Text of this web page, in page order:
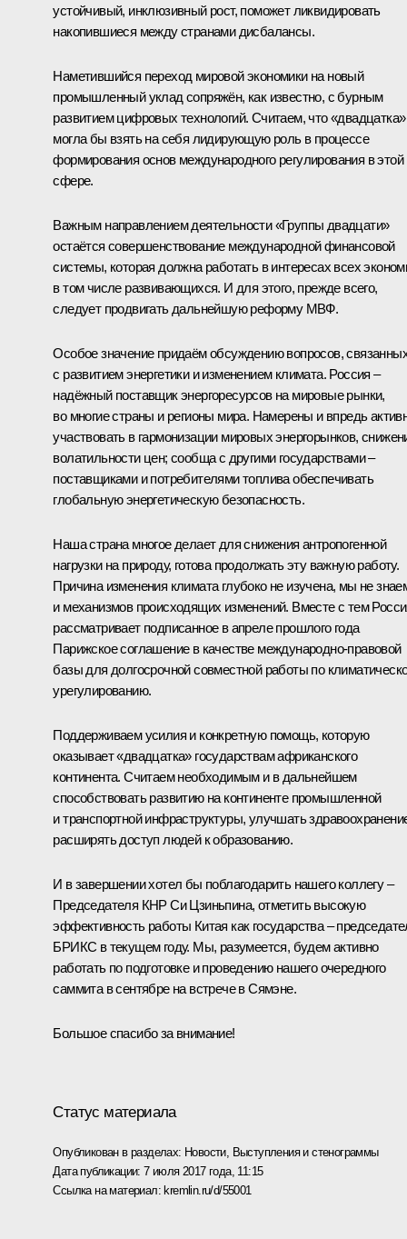
устойчивый, инклюзивный рост, поможет ликвидировать
накопившиеся между странами дисбалансы.
Наметившийся переход мировой экономики на новый
промышленный уклад сопряжён, как известно, с бурным
развитием цифровых технологий. Считаем, что «двадцатка»
могла бы взять на себя лидирующую роль в процессе
формирования основ международного регулирования в этой
сфере.
Важным направлением деятельности «Группы двадцати»
остаётся совершенствование международной финансовой
системы, которая должна работать в интересах всех
в том числе развивающихся. И для этого, прежде всего,
следует продвигать дальнейшую реформу МВФ.
Особое значение придаём обсуждению вопросов,
с развитием энергетики и изменением климата. Россия –
надёжный поставщик энергоресурсов на мировые рынки,
во многие страны и регионы мира. Намерены и впредь
участвовать в гармонизации мировых энергорынков,
волатильности цен; сообща с другими государствами –
поставщиками и потребителями топлива обеспечивать
глобальную энергетическую безопасность.
Наша страна многое делает для снижения антропогенной
нагрузки на природу, готова продолжать эту важную работу.
Причина изменения климата глубоко не изучена, мы не
и механизмов происходящих изменений. Вместе с тем
рассматривает подписанное в апреле прошлого года
Парижское соглашение в качестве международно-правовой
базы для долгосрочной совместной работы по
урегулированию.
Поддерживаем усилия и конкретную помощь, которую
оказывает «двадцатка» государствам африканского
континента. Считаем необходимым и в дальнейшем
способствовать развитию на континенте промышленной
и транспортной инфраструктуры, улучшать
расширять доступ людей к образованию.
И в завершении хотел бы поблагодарить нашего коллегу –
Председателя КНРСи Цзиньпина, отметить высокую
эффективность работы Китая как государства –
БРИКС в текущем году. Мы, разумеется, будем активно
работать по подготовке и проведению нашего очередного
саммита в сентябре на встрече в Сямэне.
Большое спасибо за внимание!
Статус материала
Опубликован в разделах: Новости, Выступления и стенограммы
Дата публикации:7 июля 2017 года, 11:15
Ссылка на материал: kremlin.ru/d/55001